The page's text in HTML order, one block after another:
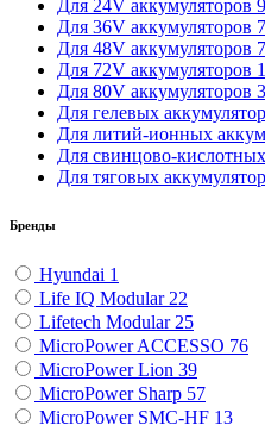
Для 24V аккумуляторов
Для 36V аккумуляторов
Для 48V аккумуляторов
Для 72V аккумуляторов
Для 80V аккумуляторов
Для гелевых
Для литий-ионных
Для свинцово-
Для тяговых
Бренды
Hyundai 1
Life IQ Modular 22
Lifetech Modular 25
MicroPower ACCESSO 76
MicroPower Lion 39
MicroPower Sharp 57
MicroPower SMC-HF 13